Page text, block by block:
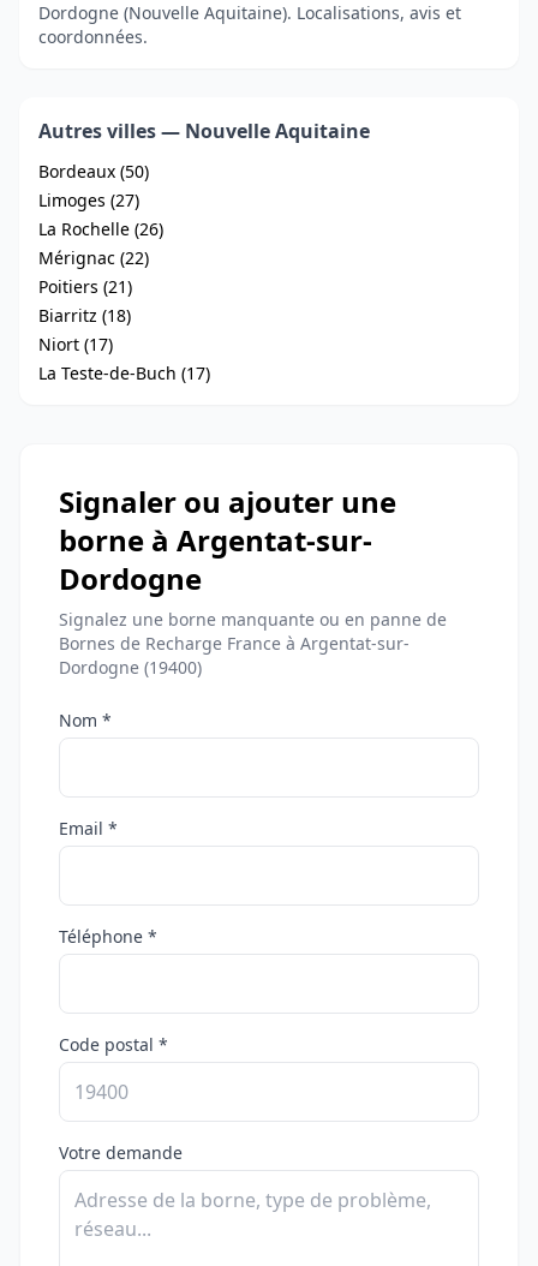
Dordogne (Nouvelle Aquitaine). Localisations, avis et
coordonnées.
Autres villes — Nouvelle Aquitaine
Bordeaux (50)
Limoges (27)
La Rochelle (26)
Mérignac (22)
Poitiers (21)
Biarritz (18)
Niort (17)
La Teste-de-Buch (17)
Signaler ou ajouter une
borne à Argentat-sur-
Dordogne
Signalez une borne manquante ou en panne de
Bornes de Recharge France à Argentat-sur-
Dordogne (19400)
Nom *
Email *
Téléphone *
Code postal *
Votre demande